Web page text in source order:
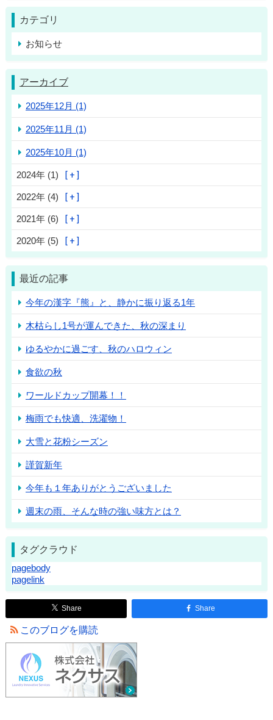
カテゴリ
お知らせ
アーカイブ
2025年12月 (1)
2025年11月 (1)
2025年10月 (1)
2024年 (1)
2022年 (4)
2021年 (6)
2020年 (5)
最近の記事
今年の漢字『熊』と、静かに振り返る1年
木枯らし1号が運んできた、秋の深まり
ゆるやかに過ごす、秋のハロウィン
食欲の秋
ワールドカップ開幕！！
梅雨でも快適、洗濯物！
大雪と花粉シーズン
謹賀新年
今年も１年ありがとうございました
週末の雨、そんな時の強い味方とは？
タグクラウド
pagebody
pagelink
Share Share
このブログを購読